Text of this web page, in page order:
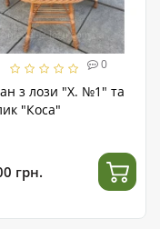
0
з лози "Х. №1" та
"Коса"
грн.